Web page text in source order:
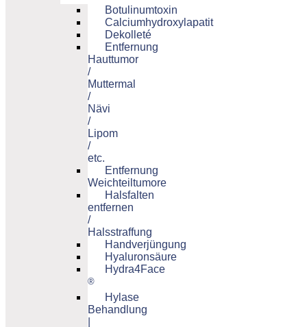
Botulinumtoxin
Calciumhydroxylapatit
Dekolleté
Entfernung
Hauttumor
/
Muttermal
/
Nävi
/
Lipom
/
etc.
Entfernung
Weichteiltumore
Halsfalten
entfernen
/
Halsstraffung
Handverjüngung
Hyaluronsäure
Hydra4Face
®
Hylase
Behandlung